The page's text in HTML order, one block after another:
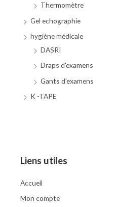
Thermomètre
Gel echographie
hygiène médicale
DASRI
Draps d'examens
Gants d'examens
K -TAPE
Liens utiles
Accueil
Mon compte